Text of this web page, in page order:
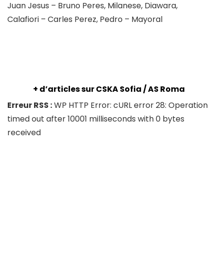
Juan Jesus – Bruno Peres, Milanese, Diawara,
Calafiori – Carles Perez, Pedro – Mayoral
+ d’articles sur CSKA Sofia / AS Roma
Erreur RSS :WP HTTP Error: cURL error 28: Operation
timed out after 10001 milliseconds with 0 bytes
received